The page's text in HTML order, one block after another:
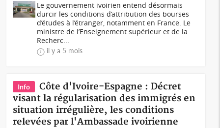
Le gouvernement ivoirien entend désormais
durcir les conditions d’attribution des bourses
d’études à l’étranger, notamment en France. Le
ministre de l’Enseignement supérieur et de la
Recherc...
il y a 5 mois
Info
Côte d'Ivoire-Espagne : Décret
visant la régularisation des immigrés en
situation irrégulière, les conditions
relevées par l'Ambassade ivoirienne